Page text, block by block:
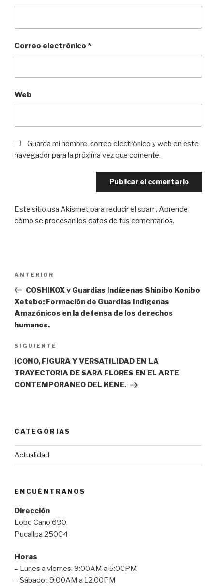
Correo electrónico *
Web
Guarda mi nombre, correo electrónico y web en este
navegador para la próxima vez que comente.
Este sitio usa Akismet para reducir el spam. Aprende
cómo se procesan los datos de tus comentarios.
entradas
Entrada
anterior:
ANTERIOR
COSHIKOX y Guardias Indígenas Shipibo Konibo
Xetebo: Formación de Guardias Indigenas
Amazónicos en la defensa de los derechos
humanos.
Siguiente
entrada
SIGUIENTE
ICONO, FIGURA Y VERSATILIDAD EN LA
TRAYECTORIA DE SARA FLORES EN EL ARTE
CONTEMPORANEO DEL KENE.
CATEGORIAS
Actualidad
ENCUÉNTRANOS
Dirección
Lobo Cano 690,
Pucallpa 25004
Horas
– Lunes a viernes: 9:00AM a 5:00PM
– Sábado : 9:00AM a 12:00PM